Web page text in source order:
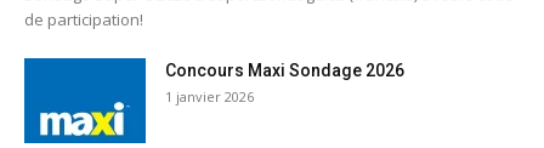
de participation!
Concours Maxi Sondage 2026
1 janvier 2026